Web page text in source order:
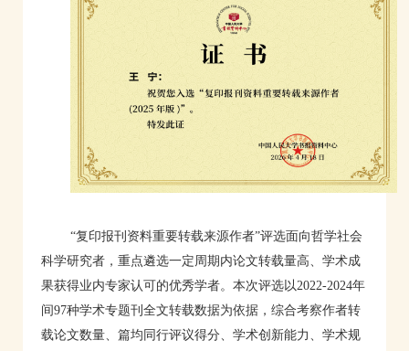
“复印报刊资料重要转载来源作者”评选面向哲学社会
科学研究者，重点遴选一定周期内论文转载量高、学术成
果获得业内专家认可的优秀学者。本次评选以 2022-2024年
间97种学术专题刊全文转载数据为依据，综合考察作者转
载论文数量、篇均同行评议得分、学术创新能力、学术规